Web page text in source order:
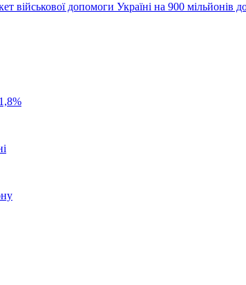
військової допомоги Україні на 900 мільйонів